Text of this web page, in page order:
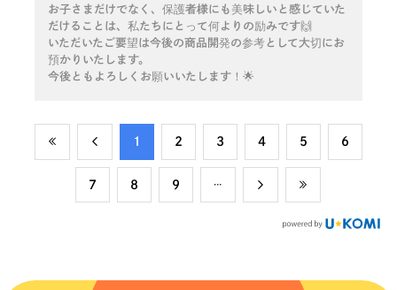
お子さまだけでなく、保護者様にも美味しいと感じていた
だけることは、私たちにとって何よりの励みです🙌
いただいたご要望は今後の商品開発の参考として大切にお
預かりいたします。
今後ともよろしくお願いいたします！🌟
​1 ​2 ​3 ​4 ​5 ​6
​7 ​8 ​9